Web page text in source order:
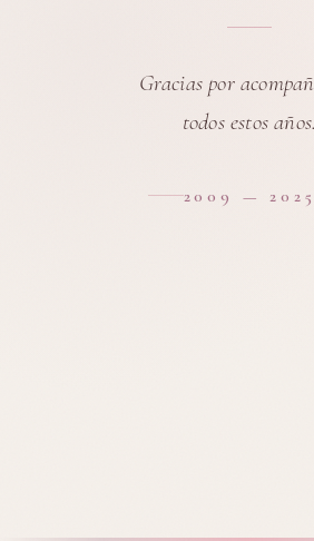
Gracias por
todos estos años.
2009 —